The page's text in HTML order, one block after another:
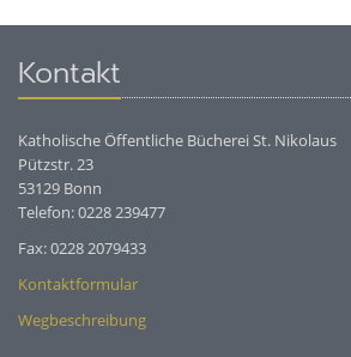
Kontakt
Katholische Öffentliche Bücherei St. Nikolaus
Pützstr. 23
53129 Bonn
Telefon: 0228 239477
Fax: 0228 2079433
Kontaktformular
Wegbeschreibung